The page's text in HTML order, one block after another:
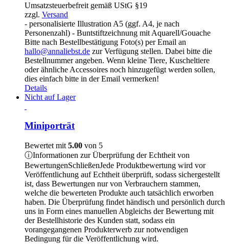
bis
Umsatzsteuerbefreit gemäß UStG §19
zzgl. Versand
- personalisierte Illustration A5 (ggf. A4, je nach
Personenzahl) - Buntstiftzeichnung mit Aquarell/Gouache
Bitte nach Bestellbestätigung Foto(s) per Email an
hallo@annaliebst.de zur Verfügung stellen. Dabei bitte die
Bestellnummer angeben. Wenn kleine Tiere, Kuscheltiere
oder ähnliche Accessoires noch hinzugefügt werden sollen,
dies einfach bitte in der Email vermerken!
Details
Nicht auf Lager
Miniporträt
Bewertet mit 5.00 von 5
ⓘInformationen zur Überprüfung der Echtheit von
BewertungenSchließenJede Produktbewertung wird vor
Veröffentlichung auf Echtheit überprüft, sodass sichergestellt
ist, dass Bewertungen nur von Verbrauchern stammen,
welche die bewerteten Produkte auch tatsächlich erworben
haben. Die Überprüfung findet händisch und persönlich durch
uns in Form eines manuellen Abgleichs der Bewertung mit
der Bestellhistorie des Kunden statt, sodass ein
vorangegangenen Produkterwerb zur notwendigen
Bedingung für die Veröffentlichung wird.